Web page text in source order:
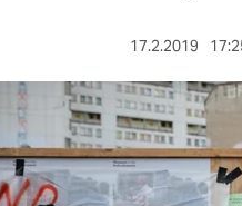
17.2.2019